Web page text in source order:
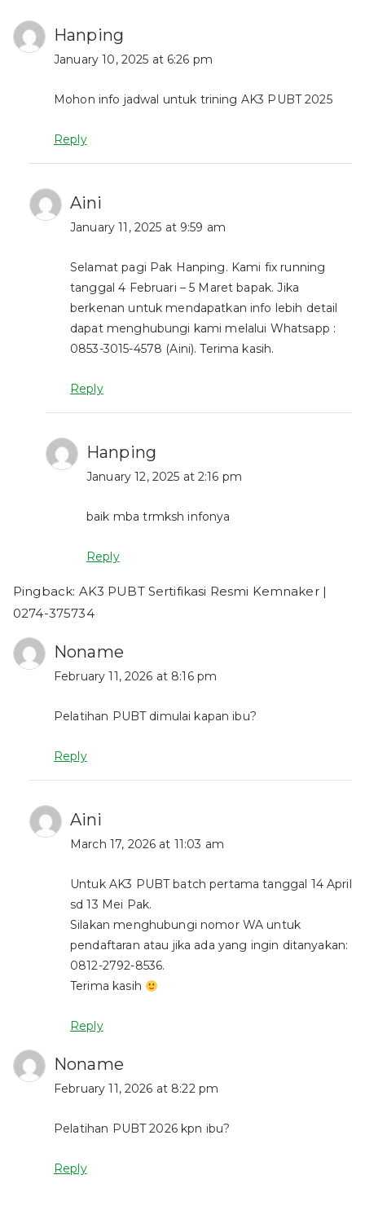
Hanping
January 10, 2025 at 6:26 pm
Mohon info jadwal untuk trining AK3 PUBT 2025
Reply
Aini
January 11, 2025 at 9:59 am
Selamat pagi Pak Hanping. Kami fix running
tanggal 4 Februari – 5 Maret bapak. Jika
berkenan untuk mendapatkan info lebih detail
dapat menghubungi kami melalui Whatsapp :
0853-3015-4578 (Aini). Terima kasih.
Reply
Hanping
January 12, 2025 at 2:16 pm
baik mba trmksh infonya
Reply
Pingback: AK3 PUBT Sertifikasi Resmi Kemnaker |
0274-375734
Noname
February 11, 2026 at 8:16 pm
Pelatihan PUBT dimulai kapan ibu?
Reply
Aini
March 17, 2026 at 11:03 am
Untuk AK3 PUBT batch pertama tanggal 14 April
sd 13 Mei Pak.
Silakan menghubungi nomor WA untuk
pendaftaran atau jika ada yang ingin ditanyakan:
0812-2792-8536.
Terima kasih
Reply
Noname
February 11, 2026 at 8:22 pm
Pelatihan PUBT 2026 kpn ibu?
Reply